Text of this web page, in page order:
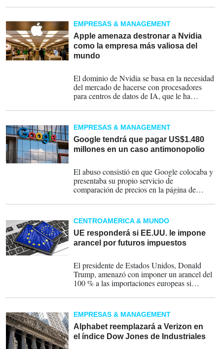
ofrecer "un rendimiento competitivo de
vanguardia".
EMPRESAS & MANAGEMENT
Apple amenaza destronar a Nvidia
como la empresa más valiosa del
mundo
El dominio de Nvidia se basa en la necesidad
del mercado de hacerse con procesadores
para centros de datos de IA, que le ha
cada vez más grande.
EMPRESAS & MANAGEMENT
Google tendrá que pagar US$1.480
millones en un caso antimonopolio
El abuso consistió en que Google colocaba y
presentaba su propio servicio de
comparación de precios en la página de
manera más favorable que la de sus
competidores.
CENTROAMÉRICA & MUNDO
UE responderá si EE.UU. le impone
arancel por futuros impuestos
El presidente de Estados Unidos, Donald
Trump, amenazó con imponer un arancel del
100 % a las importaciones europeas si
digitales.
EMPRESAS & MANAGEMENT
Alphabet reemplazará a Verizon en
el índice Dow Jones de Industriales